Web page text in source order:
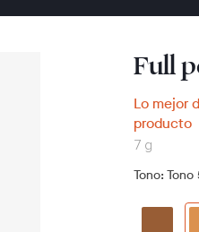
Full
Lo mejor
producto
7 g
Tono: Tono